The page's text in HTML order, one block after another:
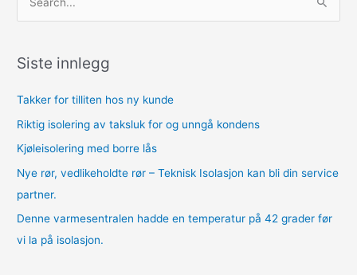
e
r
:
Siste innlegg
Takker for tilliten hos ny kunde
Riktig isolering av taksluk for og unngå kondens
Kjøleisolering med borre lås
Nye rør, vedlikeholdte rør – Teknisk Isolasjon kan bli din service
partner.
Denne varmesentralen hadde en temperatur på 42 grader før
vi la på isolasjon.